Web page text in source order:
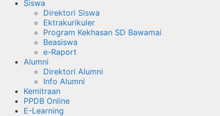
Siswa
Direktori Siswa
Ektrakurikuler
Program Kekhasan SD Bawamai
Beasiswa
e-Raport
Alumni
Direktori Alumni
Info Alumni
Kemitraan
PPDB Online
E-Learning